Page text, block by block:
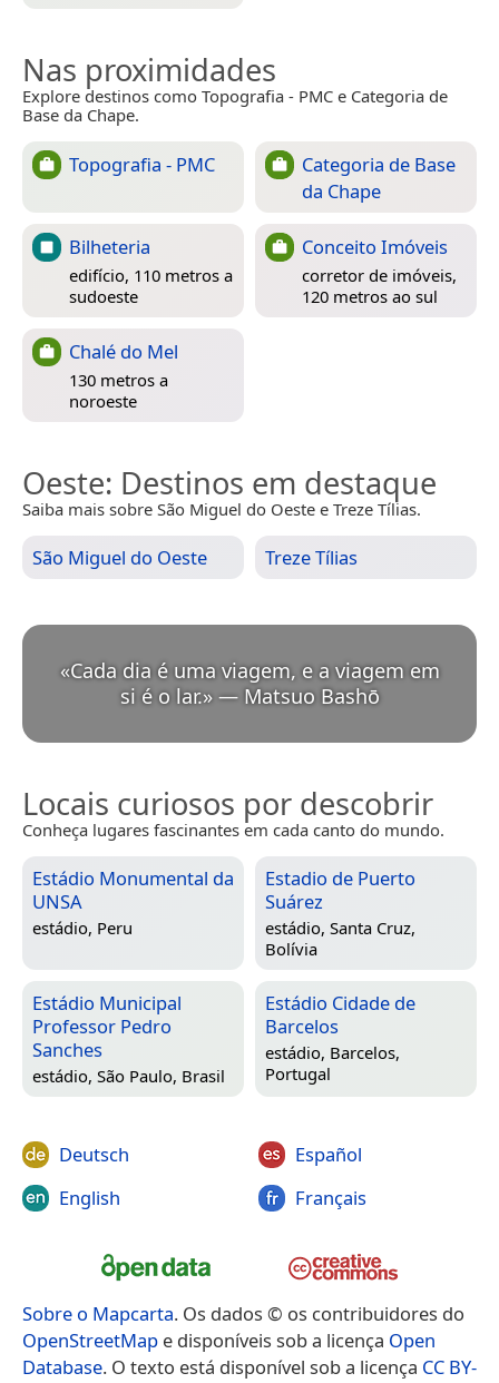
Nas proximidades
Explore destinos como Topografia - PMC e Categoria de
Base da Chape.
Topografia - PMC
Categoria de Base
da Chape
Bilheteria
edifício, 110 metros a
sudoeste
Conceito Imóveis
corretor de imóveis,
120 metros ao sul
Chalé do Mel
130 metros a
noroeste
Oeste: Destinos em destaque
Saiba mais sobre São Miguel do Oeste e Treze Tílias.
São Miguel do Oeste Treze Tílias
«Cada dia é uma viagem, e a viagem em
si é o lar.» — Matsuo Bashō
Locais curiosos por descobrir
Conheça lugares fascinantes em cada canto do mundo.
Estádio Monumental da
UNSA
estádio, Peru
Estadio de Puerto
Suárez
estádio, Santa Cruz,
Bolívia
Estádio Municipal
Professor Pedro
Sanches
estádio, São Paulo, Brasil
Estádio Cidade de
Barcelos
estádio, Barcelos,
Portugal
Deutsch
English
Español
Français
Sobre o Mapcarta. Os dados © os contribuidores do
OpenStreetMap e disponíveis sob a licença Open
Database. O texto está disponível sob a licença CC BY-